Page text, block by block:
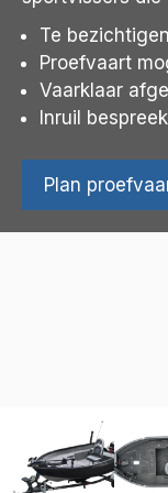
Te
Proefvaart
Vaarklaar
Inruil
Plan